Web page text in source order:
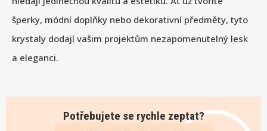
šperky, módní doplňky nebo dekorativní předměty, tyto
krystaly dodají vašim projektům nezapomenutelný lesk
a eleganci.
Potřebujete se rychle zeptat?